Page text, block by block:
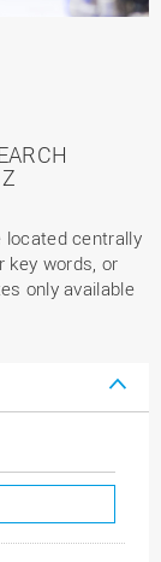
located centrally
key words, or
only available